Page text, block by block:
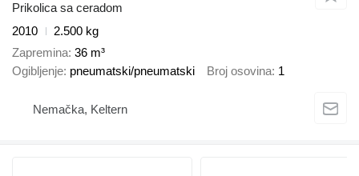
Prikolica sa ceradom
2010
2.500 kg
Zapremina 36 m³
Ogibljenje pneumatski/pneumatski Broj osovina 1
Nemačka, Keltern